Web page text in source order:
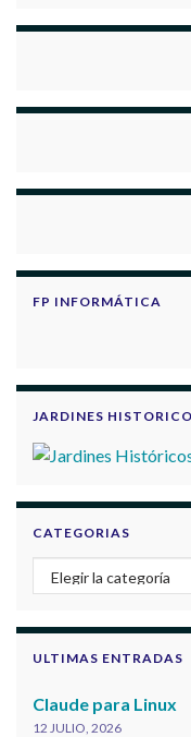
FP INFORMÁTICA
JARDINES
CATEGORIAS
Categorias
ULTIMAS ENTRADAS
Claude para Linux
12 JULIO, 2026